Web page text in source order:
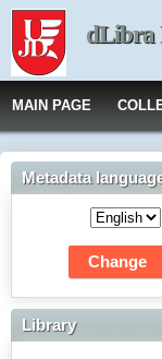
dLibra
MAIN PAGE
Metadata
Library